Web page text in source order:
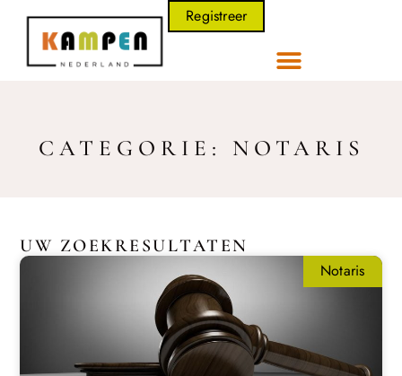
Registreer
CATEGORIE: NOTARIS
UW ZOEKRESULTATEN
Notaris